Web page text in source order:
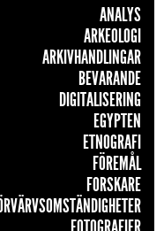
ANALYS
ARKEOLOGI
ARKIVHANDLINGAR
BEVARANDE
DIGITALISERING
EGYPTEN
ETNOGRAFI
FÖREMÅL
FORSKARE